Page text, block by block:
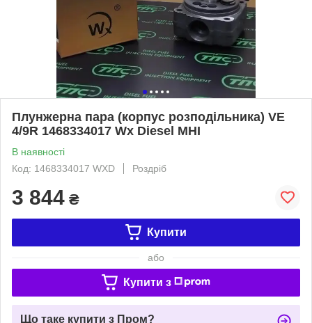
Плунжерна пара (корпус розподільника) VE
4/9R 1468334017 Wx Diesel MHI
В наявності
Код: 1468334017 WXD
Роздріб
3 844 ₴
Купити
або
Купити з
Що таке купити з Пром?